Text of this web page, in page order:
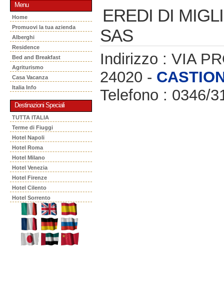
Menu
Home
Promuovi la tua azienda
Alberghi
Residence
Bed and Breakfast
Agriturismo
Casa Vacanza
Italia Info
Destinazioni Speciali
TUTTA ITALIA
Terme di Fiuggi
Hotel Napoli
Hotel Roma
Hotel Milano
Hotel Venezia
Hotel Firenze
Hotel Cilento
Hotel Sorrento
EREDI DI
SAS
Indirizzo : VIA
24020 -
Telefono : 0346/